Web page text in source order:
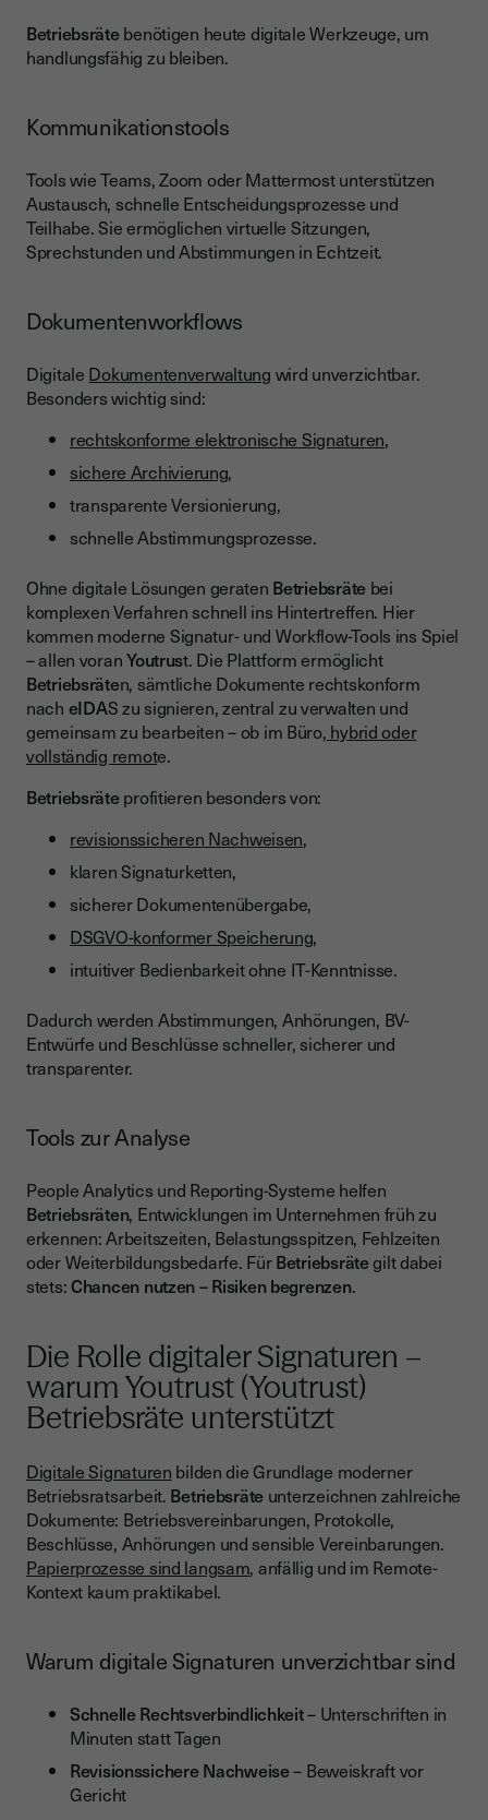
Betriebsrätebenötigen heute digitale Werkzeuge, um
handlungsfähig zu bleiben.
Kommunikationstools
Tools wie Teams, Zoom oder Mattermost unterstützen
Austausch, schnelle Entscheidungsprozesse und
Teilhabe. Sie ermöglichen virtuelle Sitzungen,
Sprechstunden und Abstimmungen in Echtzeit.
Dokumentenworkflows
Digitale Dokumentenverwaltung wird unverzichtbar.
Besonders wichtig sind:
rechtskonforme elektronische Signaturen,
sichere Archivierung,
transparente Versionierung,
schnelle Abstimmungsprozesse.
Ohne digitale Lösungen geraten Betriebsrätebei
komplexen Verfahren schnell ins Hintertreffen. Hier
kommen moderne Signatur- und Workflow-Tools ins Spiel
– allen voranYoutrust. Die Plattform ermöglicht
Betriebsräten, sämtliche Dokumente rechtskonform
nach eIDAS zu signieren, zentral zu verwalten und
gemeinsam zu bearbeiten – ob im Büro, hybrid oder
vollständig remote.
Betriebsräteprofitieren besonders von:
revisionssicheren Nachweisen,
klaren Signaturketten,
sicherer Dokumentenübergabe,
DSGVO-konformer Speicherung,
intuitiver Bedienbarkeit ohne IT-Kenntnisse.
Dadurch werden Abstimmungen, Anhörungen, BV-
Entwürfe und Beschlüsse schneller, sicherer und
transparenter.
Tools zur Analyse
People Analytics und Reporting-Systeme helfen
Betriebsräten, Entwicklungen im Unternehmen früh zu
erkennen: Arbeitszeiten, Belastungsspitzen, Fehlzeiten
oder Weiterbildungsbedarfe. FürBetriebsrätegilt dabei
stets:Chancen nutzen – Risiken begrenzen.
Die Rolle digitaler Signaturen –
warum Youtrust (Youtrust)
Betriebsräte unterstützt
Digitale Signaturen bilden die Grundlage moderner
Betriebsratsarbeit. Betriebsräte unterzeichnen zahlreiche
Dokumente: Betriebsvereinbarungen, Protokolle,
Beschlüsse, Anhörungen und sensible Vereinbarungen.
Papierprozesse sind langsam, anfällig und im Remote-
Kontext kaum praktikabel.
Warum digitale Signaturen unverzichtbar sind
Schnelle Rechtsverbindlichkeit– Unterschriften in
Minuten statt Tagen
Revisionssichere Nachweise– Beweiskraft vor
Gericht